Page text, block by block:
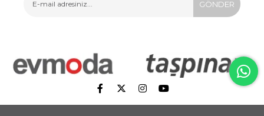
GÖNDER